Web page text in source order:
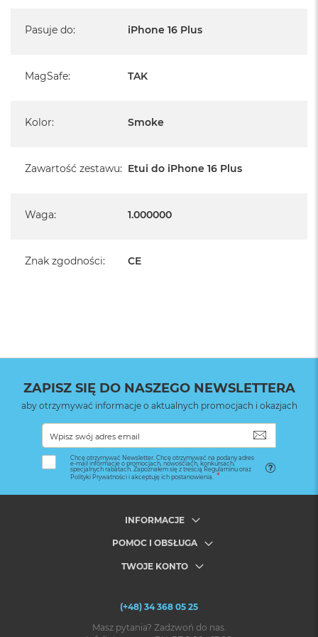
Pasuje do: iPhone 16 Plus
MagSafe: TAK
Kolor: Smoke
Zawartość zestawu: Etui do iPhone 16 Plus
Waga: 1.000000
Znak zgodności: CE
ZAPISZ SIĘ DO NASZEGO NEWSLETTERA
aby otrzymywać informacje o aktualnych promocjach i okazjach
Chcę otrzymywać Newsletter. Chcę otrzymywać na podany adres
e-mail informacje o promocjach, nowościach, konkursach,
specjalnych rabatach. Zapoznałem się z treścią Regulaminu oraz
Polityki Prywatności i akceptuję ich postanowienia.
INFORMACJE
POMOC I OBSŁUGA
TWOJE KONTO
(+48) 34 368 05 25
Masz pytania? Zadzwoń do nas.